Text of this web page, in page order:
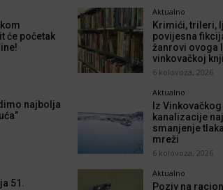
će početak
najbolja
51.
Aktualno
Krimići, trileri,
povijesna
žanrovi ovoga
vinkovačkoj
6 kolovoza, 2026
Aktualno
Iz
kanalizacije
smanjenje
mreži
6 kolovoza, 2026
Aktualno
Poziv na